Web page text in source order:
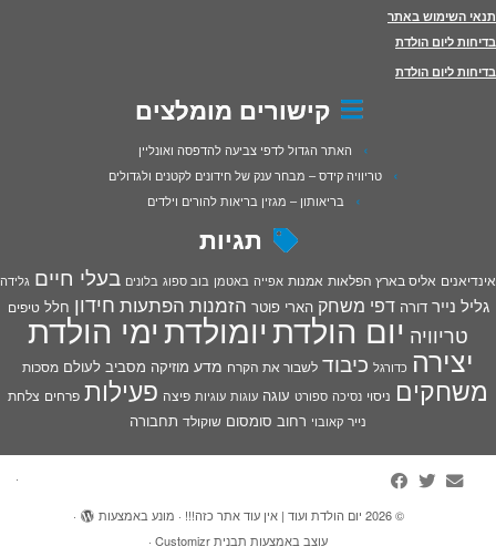
תנאי השימוש באתר
בדיחות ליום הולדת
בדיחות ליום הולדת
קישורים מומלצים
האתר הגדול לדפי צביעה להדפסה ואונליין
טריוויה קידס – מבחר ענק של חידונים לקטנים ולגדולים
בריאותון – מגזין בריאות להורים וילדים
תגיות
אינדיאנים אליס בארץ הפלאות אמנות אפייה באטמן בוב ספוג בלונים בעלי חיים גלידה
גליל נייר דורה דפי משחק הארי פוטר הזמנות הפתעות חידון חלל טיפים
טריוויה יום הולדתיומולדתימי הולדת
יצירה כדורגל כיבוד לשבור את הקרח מדע מוזיקה מסביב לעולם מסכות
משחקים ניסוי נסיכה ספורט עוגה עוגות עוגיות פיצה פעילות פרחים צלחת
נייר קאובוי רחוב סומסום שוקולד תחבורה
·
© 2026 יום הולדת ועוד | אין עוד אתר כזה!!! · מונע באמצעות
·
עוצב באמצעות תבנית Customizr ·